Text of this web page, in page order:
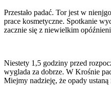
Przestało padać. Tor jest w
prace kosmetyczne. Spotkanie
zacznie się z niewielkim
Niestety 1,5 godziny przed
wyglada za dobrze. W Krośnie
Miejmy nadzieję, że opady